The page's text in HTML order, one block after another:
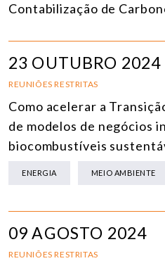
Contabilização de
23 OUTUBRO 2024
REUNIÕES RESTRITAS
Como acelerar a
de modelos de negócios
biocombustíveis
ENERGIA MEIO AMBIENTE
09 AGOSTO 2024
REUNIÕES RESTRITAS